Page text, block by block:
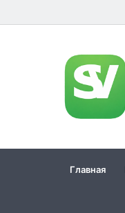
Главная